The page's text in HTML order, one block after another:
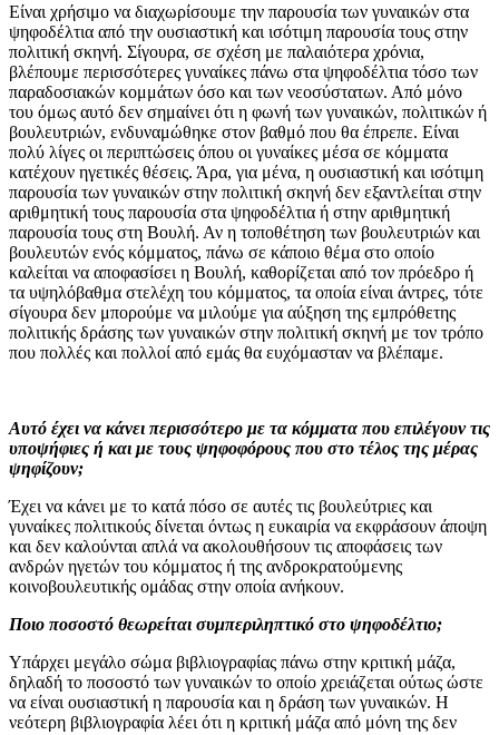
Είναι χρήσιμο να διαχωρίσουμε την παρουσία των γυναικών στα
ψηφοδέλτια από την ουσιαστική και ισότιμη παρουσία τους στην
πολιτική σκηνή. Σίγουρα, σε σχέση με παλαιότερα χρόνια,
βλέπουμε περισσότερες γυναίκες πάνω στα ψηφοδέλτια τόσο των
παραδοσιακών κομμάτων όσο και των νεοσύστατων. Από μόνο
του όμως αυτό δεν σημαίνει ότι η φωνή των γυναικών, πολιτικών ή
βουλευτριών, ενδυναμώθηκε στον βαθμό που θα έπρεπε. Είναι
πολύ λίγες οι περιπτώσεις όπου οι γυναίκες μέσα σε κόμματα
κατέχουν ηγετικές θέσεις. Άρα, για μένα, η ουσιαστική και ισότιμη
παρουσία των γυναικών στην πολιτική σκηνή δεν εξαντλείται στην
αριθμητική τους παρουσία στα ψηφοδέλτια ή στην αριθμητική
παρουσία τους στη Βουλή. Αν η τοποθέτηση των βουλευτριών και
βουλευτών ενός κόμματος, πάνω σε κάποιο θέμα στο οποίο
καλείται να αποφασίσει η Βουλή, καθορίζεται από τον πρόεδρο ή
τα υψηλόβαθμα στελέχη του κόμματος, τα οποία είναι άντρες, τότε
σίγουρα δεν μπορούμε να μιλούμε για αύξηση της εμπρόθετης
πολιτικής δράσης των γυναικών στην πολιτική σκηνή με τον τρόπο
που πολλές και πολλοί από εμάς θα ευχόμασταν να βλέπαμε.
Αυτό έχει να κάνει περισσότερο με τα κόμματα που επιλέγουν τις
υποψήφιες ή και με τους ψηφοφόρους που στο τέλος της μέρας
ψηφίζουν;
Έχει να κάνει με το κατά πόσο σε αυτές τις βουλεύτριες και
γυναίκες πολιτικούς δίνεται όντως η ευκαιρία να εκφράσουν άποψη
και δεν καλούνται απλά να ακολουθήσουν τις αποφάσεις των
ανδρών ηγετών του κόμματος ή της ανδροκρατούμενης
κοινοβουλευτικής ομάδας στην οποία ανήκουν.
Ποιο ποσοστό θεωρείται συμπεριληπτικό στο ψηφοδέλτιο;
Υπάρχει μεγάλο σώμα βιβλιογραφίας πάνω στην κριτική μάζα,
δηλαδή το ποσοστό των γυναικών το οποίο χρειάζεται ούτως ώστε
να είναι ουσιαστική η παρουσία και η δράση των γυναικών. Η
νεότερη βιβλιογραφία λέει ότι η κριτική μάζα από μόνη της δεν